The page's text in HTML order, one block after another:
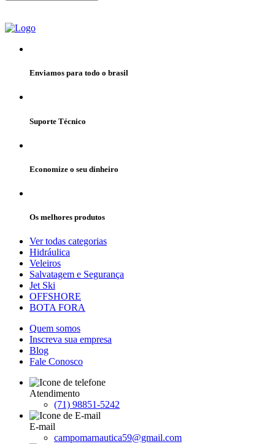
Enviamos para todo o brasil
Suporte Técnico
Economize o seu dinheiro
Os melhores produtos
Ver todas categorias
Hidráulica
Veleiros
Salvatagem e Segurança
Jet Ski
OFFSHORE
BOTA FORA
Quem somos
Inscreva sua empresa
Blog
Fale Conosco
Atendimento
(71) 98851-5242
E-mail
campomarnautica59@gmail.com